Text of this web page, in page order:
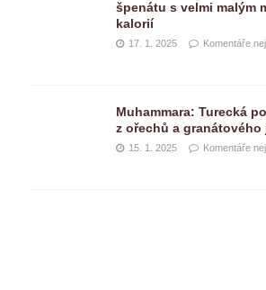
špenátu s velmi malým
kalorií
17. 1. 2025 Komentáře
Muhammara: Turecká
z ořechů a granátového
15. 1. 2025 Komentáře